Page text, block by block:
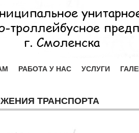
РАБОТА У НАС УСЛУГИ
ТРАНСПОРТА